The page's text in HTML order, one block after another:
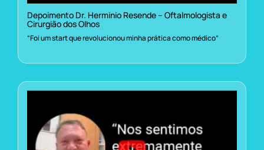
Depoimento Dr. Herminio Resende – Oftalmologista e
Cirurgião dos Olhos
“Foi um start que revolucionou minha prática como médico”